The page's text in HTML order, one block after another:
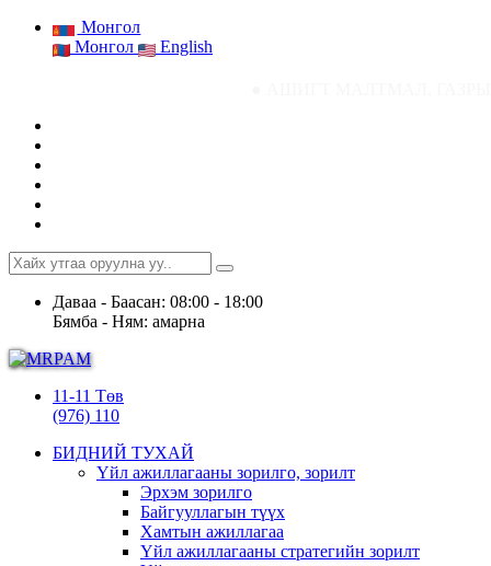
Монгол
Монгол
English
Даваа - Баасан: 08:00 - 18:00
Бямба - Ням: амарна
11-11 Төв
(976) 110
БИДНИЙ ТУХАЙ
Үйл ажиллагааны зорилго, зорилт
Эрхэм зорилго
Байгууллагын түүх
Хамтын ажиллагаа
Үйл ажиллагааны стратегийн зорилт